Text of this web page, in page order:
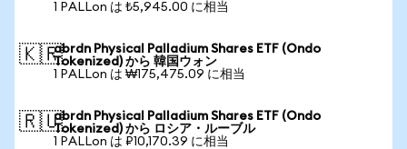
1 PALLon は ₺5,945.00 に相当
🇰🇷abrdn Physical Palladium Shares ETF (Ondo
Tokenized) から 韓国ウォン
1 PALLon は ₩175,475.09 に相当
🇷🇺abrdn Physical Palladium Shares ETF (Ondo
Tokenized) から ロシア・ルーブル
1 PALLon は ₽10,170.39 に相当